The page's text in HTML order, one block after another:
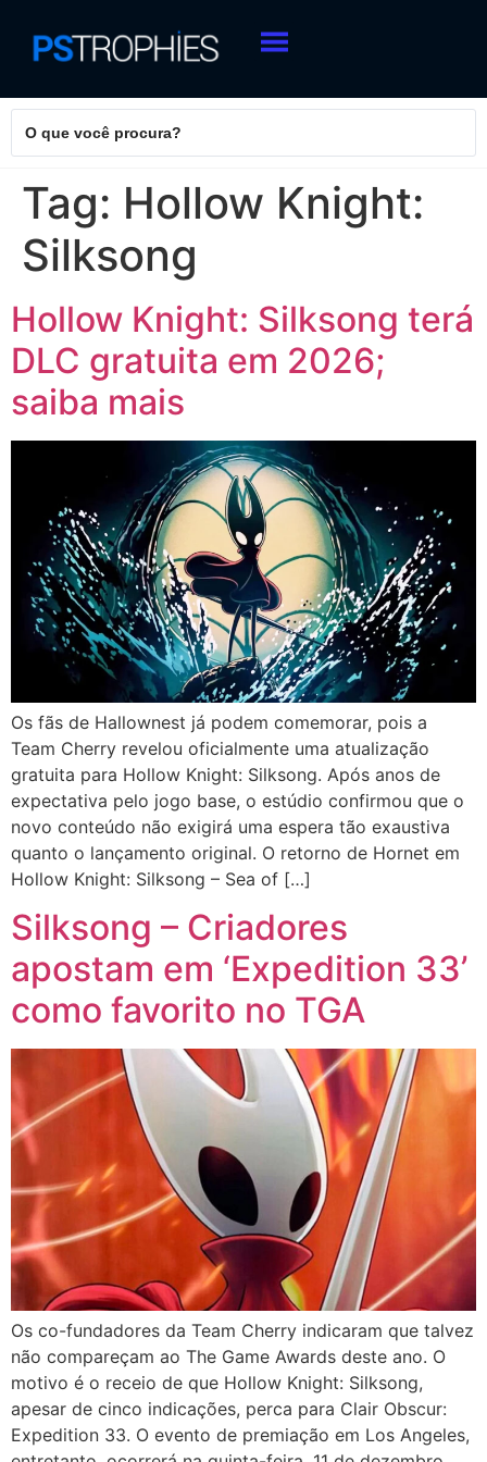
Tag: Hollow Knight:
Silksong
Hollow Knight: Silksong terá
DLC gratuita em 2026;
saiba mais
Os fãs de Hallownest já podem comemorar, pois a
Team Cherry revelou oficialmente uma atualização
gratuita para Hollow Knight: Silksong. Após anos de
expectativa pelo jogo base, o estúdio confirmou que o
novo conteúdo não exigirá uma espera tão exaustiva
quanto o lançamento original. O retorno de Hornet em
Hollow Knight: Silksong – Sea of […]
Silksong – Criadores
apostam em ‘Expedition 33’
como favorito no TGA
Os co-fundadores da Team Cherry indicaram que talvez
não compareçam ao The Game Awards deste ano. O
motivo é o receio de que Hollow Knight: Silksong,
apesar de cinco indicações, perca para Clair Obscur:
Expedition 33. O evento de premiação em Los Angeles,